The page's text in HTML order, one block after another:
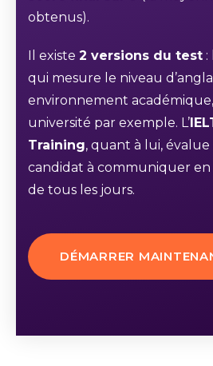
obtenus).
Il existe 2 versions du test :
qui mesure le niveau
environnement
université par exemple. L’
Training, quant à lui, évalue
candidat à communiquer en
de tous les jours.
DÉMARRER